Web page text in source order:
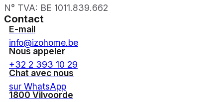
N° TVA: BE 1011.839.662
Contact
E-mail
info@izohome.be
Nous appeler
+32 2 393 10 29
Chat avec nous
sur WhatsApp
1800 Vilvoorde